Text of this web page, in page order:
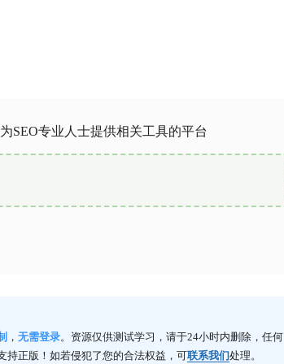
SEO专业人士提供相关工具的平台
， 无需登录。资源仅供测试学习，请于24小时内删除，任何
持正版！如若侵犯了您的合法权益，可联系我们处理。